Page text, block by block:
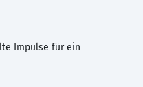
Impulse für ein